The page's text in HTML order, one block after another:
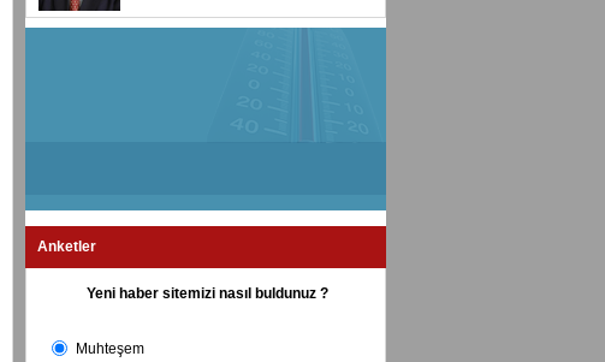
Anketler
Yeni haber sitemizi nasıl buldunuz ?
Muhteşem